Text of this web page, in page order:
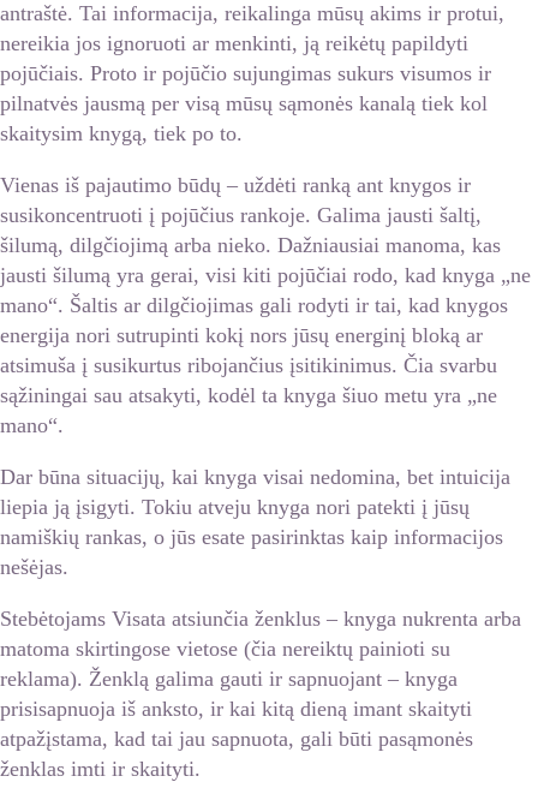
antraštė. Tai informacija, reikalinga mūsų akims ir protui,
nereikia jos ignoruoti ar menkinti, ją reikėtų papildyti
pojūčiais. Proto ir pojūčio sujungimas sukurs visumos ir
pilnatvės jausmą per visą mūsų sąmonės kanalą tiek kol
skaitysim knygą, tiek po to.
Vienas iš pajautimo būdų – uždėti ranką ant knygos ir
susikoncentruoti į pojūčius rankoje. Galima jausti šaltį,
šilumą, dilgčiojimą arba nieko. Dažniausiai manoma, kas
jausti šilumą yra gerai, visi kiti pojūčiai rodo, kad knyga „ne
mano“. Šaltis ar dilgčiojimas gali rodyti ir tai, kad knygos
energija nori sutrupinti kokį nors jūsų energinį bloką ar
atsimuša į susikurtus ribojančius įsitikinimus. Čia svarbu
sąžiningai sau atsakyti, kodėl ta knyga šiuo metu yra „ne
mano“.
Dar būna situacijų, kai knyga visai nedomina, bet intuicija
liepia ją įsigyti. Tokiu atveju knyga nori patekti į jūsų
namiškių rankas, o jūs esate pasirinktas kaip informacijos
nešėjas.
Stebėtojams Visata atsiunčia ženklus – knyga nukrenta arba
matoma skirtingose vietose (čia nereiktų painioti su
reklama). Ženklą galima gauti ir sapnuojant – knyga
prisisapnuoja iš anksto, ir kai kitą dieną imant skaityti
atpažįstama, kad tai jau sapnuota, gali būti pasąmonės
ženklas imti ir skaityti.